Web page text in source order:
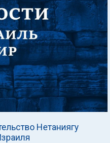
Нетаниягу